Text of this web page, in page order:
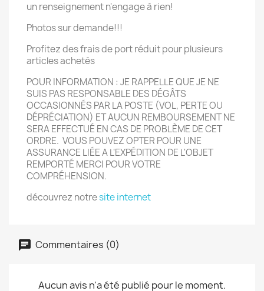
un renseignement n'engage à rien!
Photos sur demande!!!
Profitez des frais de port réduit pour plusieurs
articles achetés
POUR INFORMATION : JE RAPPELLE QUE JE NE
SUIS PAS RESPONSABLE DES DÉGÂTS
OCCASIONNÉS PAR LA POSTE (VOL, PERTE OU
DÉPRÉCIATION) ET AUCUN REMBOURSEMENT NE
SERA EFFECTUÉ EN CAS DE PROBLÈME DE CET
ORDRE. VOUS POUVEZ OPTER POUR UNE
ASSURANCE LIÉE A L'EXPÉDITION DE L'OBJET
REMPORTÉ MERCI POUR VOTRE
COMPRÉHENSION.
découvrez notresite internet
Commentaires (0)
Aucun avis n'a été publié pour le moment.